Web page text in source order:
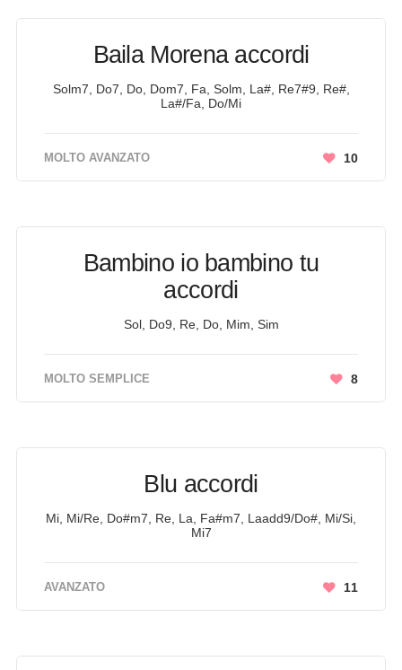
Baila Morena accordi
Solm7, Do7, Do, Dom7, Fa, Solm, La#, Re7#9, Re#,
La#/Fa, Do/Mi
MOLTO AVANZATO 10
Bambino io bambino tu
accordi
Sol, Do9, Re, Do, Mim, Sim
MOLTO SEMPLICE 8
Blu accordi
Mi, Mi/Re, Do#m7, Re, La, Fa#m7, Laadd9/Do#, Mi/Si,
Mi7
AVANZATO 11